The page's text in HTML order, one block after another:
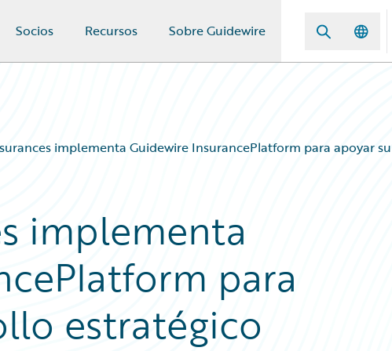
Socios Recursos Sobre Guidewire
implementa Guidewire InsurancePlatform para apoyar
implementa
para
estratégico